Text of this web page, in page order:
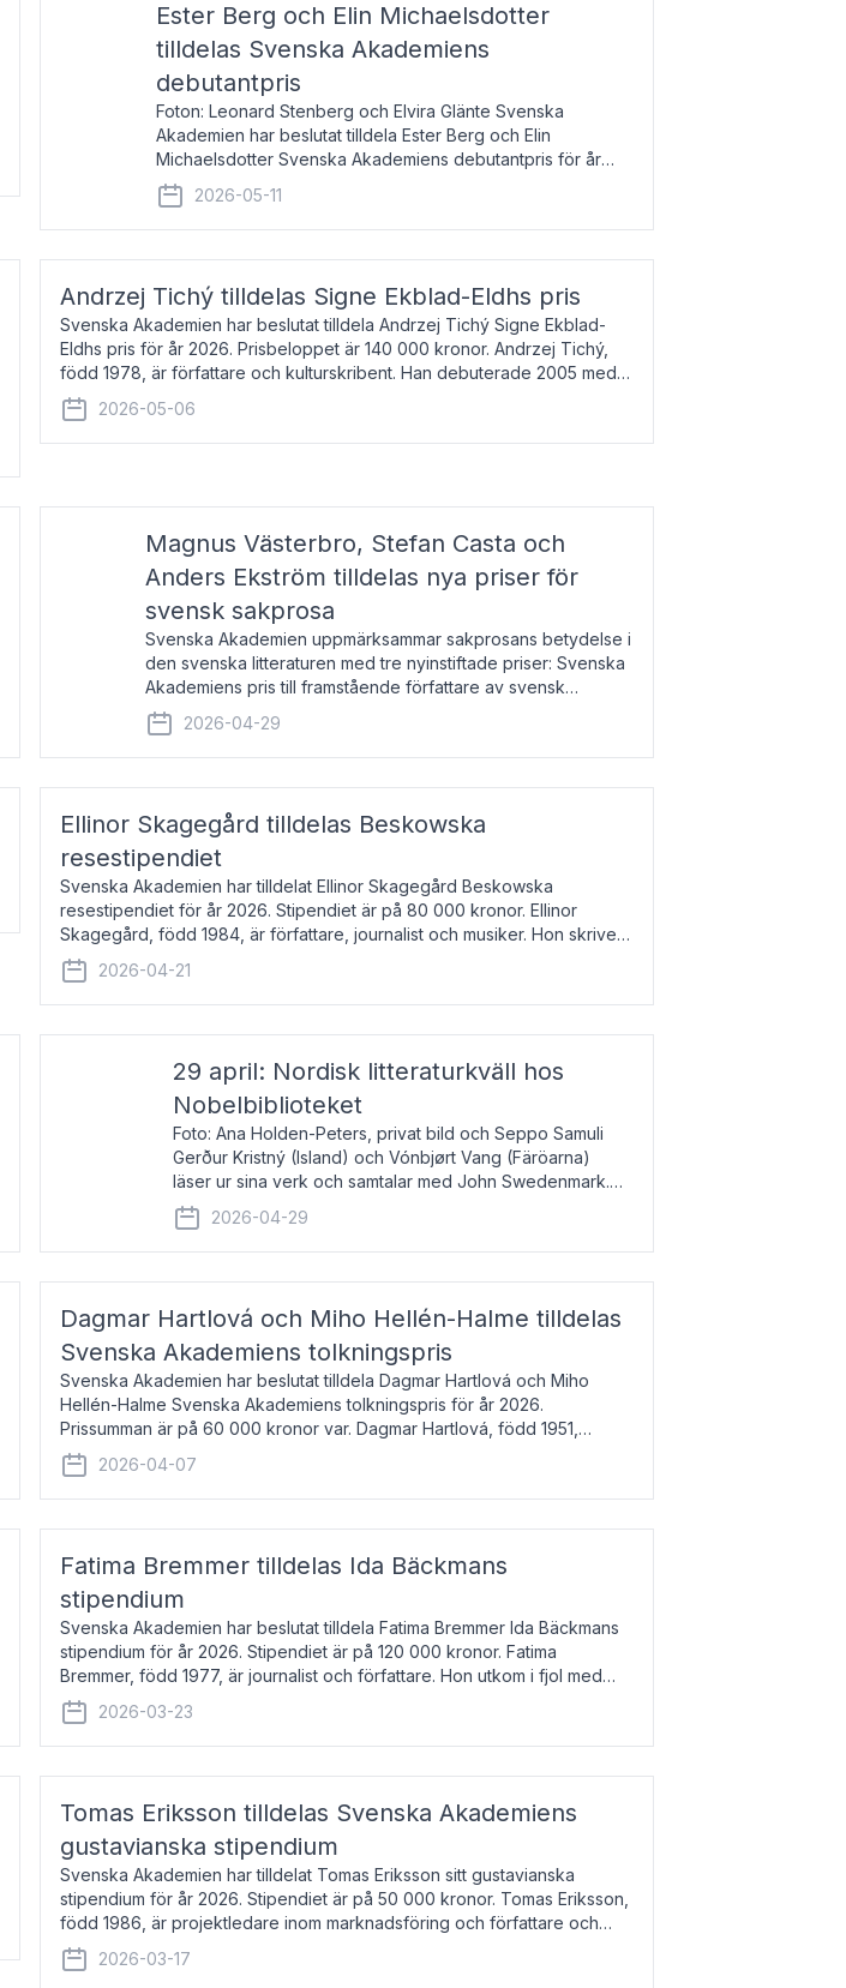
Ester Berg och Elin Michaelsdotter
tilldelas Svenska Akademiens
debutantpris
Foton: Leonard Stenberg och Elvira Glänte Svenska
Akademien har beslutat tilldela Ester Berg och Elin
Michaelsdotter Svenska Akademiens debutantpris för år
2026. Priset är nyinstiftat och syftar till att lyfta fram
intressanta och löftesrik
2026-05-11
Andrzej Tichý tilldelas Signe Ekblad-Eldhs pris
Svenska Akademien har beslutat tilldela Andrzej Tichý Signe Ekblad-
Eldhs pris för år 2026. Prisbeloppet är 140 000 kronor. Andrzej Tichý,
född 1978, är författare och kulturskribent. Han debuterade 2005 med
den lovordade romanen Sex liter l
2026-05-06
Magnus Västerbro, Stefan Casta och
Anders Ekström tilldelas nya priser för
svensk sakprosa
Svenska Akademien uppmärksammar sakprosans betydelse i
den svenska litteraturen med tre nyinstiftade priser: Svenska
Akademiens pris till framstående författare av svensk
sakprosa som i år går till Magnus Västerbro, Svenska
Akademiens pris
2026-04-29
Ellinor Skagegård tilldelas Beskowska
resestipendiet
Svenska Akademien har tilldelat Ellinor Skagegård Beskowska
resestipendiet för år 2026. Stipendiet är på 80 000 kronor. Ellinor
Skagegård, född 1984, är författare, journalist och musiker. Hon skriver
återkommande för Svenska Dagbladet, Ups
2026-04-21
29 april: Nordisk litteraturkväll hos
Nobelbiblioteket
Foto: Ana Holden-Peters, privat bild och Seppo Samuli
Gerður Kristný (Island) och Vónbjørt Vang (Färöarna)
läser ur sina verk och samtalar med John Swedenmark.
De läser upp på färöiska, isländska och svenska och talar
om språk och poesi – o
2026-04-29
Dagmar Hartlová och Miho Hellén-Halme tilldelas
Svenska Akademiens tolkningspris
Svenska Akademien har beslutat tilldela Dagmar Hartlová och Miho
Hellén-Halme Svenska Akademiens tolkningspris för år 2026.
Prissumman är på 60 000 kronor var. Dagmar Hartlová, född 1951,
översätter huvudsakligen från svenska till tjeckiska
2026-04-07
Fatima Bremmer tilldelas Ida Bäckmans
stipendium
Svenska Akademien har beslutat tilldela Fatima Bremmer Ida Bäckmans
stipendium för år 2026. Stipendiet är på 120 000 kronor. Fatima
Bremmer, född 1977, är journalist och författare. Hon utkom i fjol med
boken Ligan. Klarakvarterens blodsyst
2026-03-23
Tomas Eriksson tilldelas Svenska Akademiens
gustavianska stipendium
Svenska Akademien har tilldelat Tomas Eriksson sitt gustavianska
stipendium för år 2026. Stipendiet är på 50 000 kronor. Tomas Eriksson,
född 1986, är projektledare inom marknadsföring och författare och
utkom i fjol med boken Syndabocken.
2026-03-17